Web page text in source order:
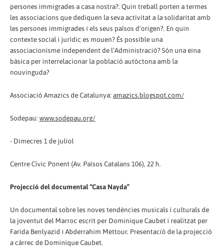
persones immigrades a casa nostra?. Quin treball porten a termes
les associacions que dediquen la seva activitat a la solidaritat amb
les persones immigrades i els seus països d’origen?. En quin
contexte social i jurídic es mouen? És possible una
associacionisme independent de l’Administració? Són una eina
bàsica per interrelacionar la població autòctona amb la
nouvinguda?
Associació Amazics de Catalunya: amazics.blogspot.com/
Sodepau: www.sodepau.org/
- Dimecres 1 de juliol
Centre Cívic Ponent (Av. Països Catalans 106), 22 h.
Projecció del documental “Casa Nayda”
Un documental sobre les noves tendències musicals i culturals de
la joventut del Marroc escrit per Dominique Caubet i realitzat per
Farida Benlyazid i Abderrahim Mettour. Presentació de la projecció
a càrrec de Dominique Caubet.